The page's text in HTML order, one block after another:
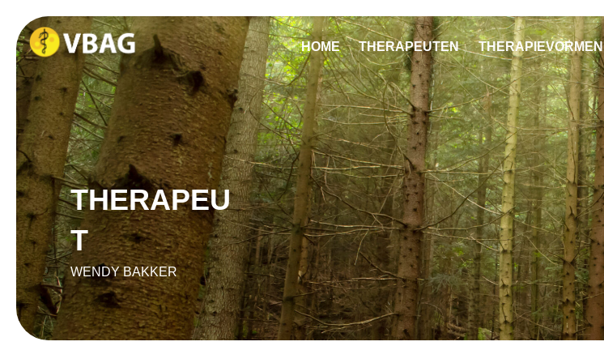
HOME THERAPEUTEN THERAPIEVORMEN
THERAPEU
T
WENDY BAKKER